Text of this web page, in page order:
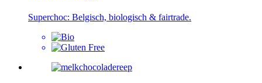
Superchoc: Belgisch, biologisch & fairtrade.